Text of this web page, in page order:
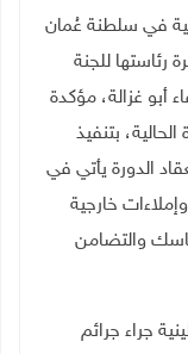
في سلطنة عُمان
رئاستها للجنة
أبو غزالة، مؤكدة
بتنفيذ
الدورة يأتي في
خارجية
والتضامن
جراء جرائم